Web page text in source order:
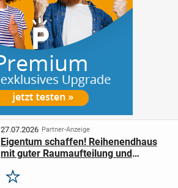
27.07.2026 Partner-Anzeige
Eigentum schaffen! Reihenendhaus
mit guter Raumaufteilung und
Merken